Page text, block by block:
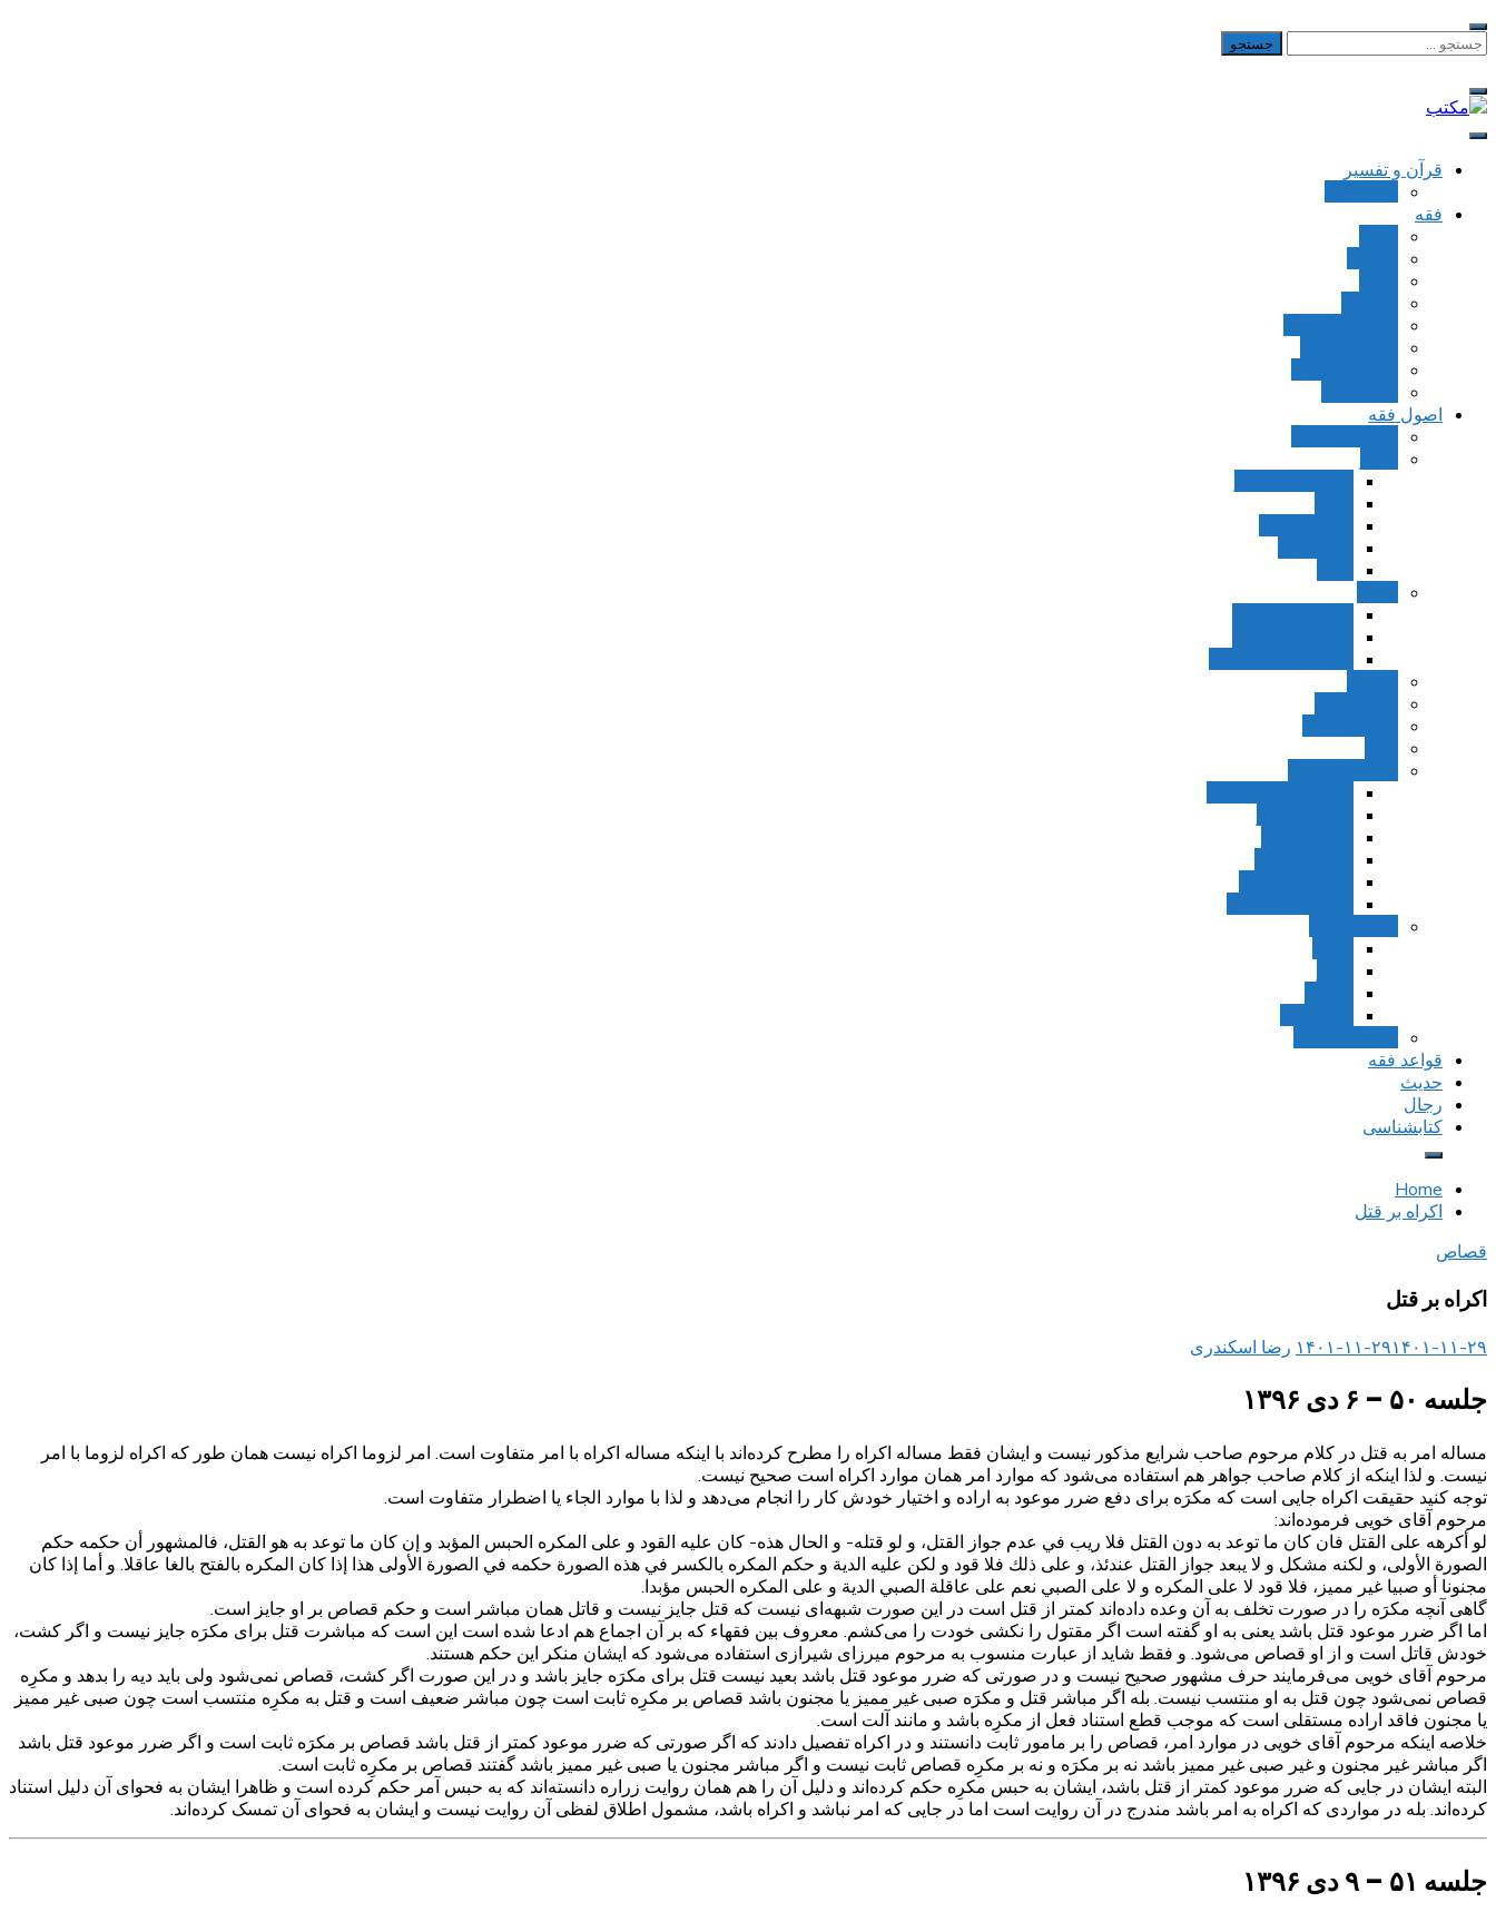
Skip
to
جستجو
قرآن و تفسیر
فقه
اصول فقه
قواعد فقه
حدیث
رجال
کتابشناسی
Home
اکراه بر قتل
قصاص
اکراه بر قتل
۱۴۰۱-۱۱-۲۹۱۴۰۱-۱۱-۲۹ رضا اسکندری
جلسه ۵۰ – ۶ دی ۱۳۹۶
مساله امر به قتل در کلام مرحوم صاحب شرایع مذکور نیست و ایشان فقط مساله اکراه را مطرح کرده‌اند با اینکه مساله اکراه با امر متفاوت است. امر لزوما اکراه نیست همان طور که اکراه لزوما با امر
نیست. و لذا اینکه از کلام صاحب جواهر هم استفاده می‌شود که موارد امر همان موارد اکراه است صحیح نیست.
توجه کنید حقیقت اکراه جایی است که مکرَه برای دفع ضرر موعود به اراده و اختیار خودش کار را انجام می‌دهد و لذا با موارد الجاء یا اضطرار متفاوت است.
مرحوم آقای خویی فرموده‌اند:
لو أكرهه على القتل فان كان ما توعد به دون القتل فلا ريب في عدم جواز القتل، و لو قتله- و الحال هذه- كان عليه القود و على المكره الحبس المؤبد و إن كان ما توعد به هو القتل، فالمشهور أن حكمه حكم
الصورة الأولى، و لكنه مشكل و لا يبعد جواز القتل عندئذ، و على ذلك فلا قود و لكن عليه الدية و حكم المكره بالكسر في هذه الصورة حكمه في الصورة الأولى هذا إذا كان المكره بالفتح بالغا عاقلا. و أما إذا كان
مجنونا أو صبيا غير مميز، فلا قود لا على المكره و لا على الصبي نعم على عاقلة الصبي الدية و على المكره الحبس مؤبدا.
گاهی آنچه مکرَه را در صورت تخلف به آن وعده داده‌اند کمتر از قتل است در این صورت شبهه‌ای نیست که قتل جایز نیست و قاتل همان مباشر است و حکم قصاص بر او جایز است.
اما اگر ضرر موعود قتل باشد یعنی به او گفته است اگر مقتول را نکشی خودت را می‌کشم. معروف بین فقهاء که بر آن اجماع هم ادعا شده است این است که مباشرت قتل برای مکرَه جایز نیست و اگر کشت،
خودش قاتل است و از او قصاص می‌شود. و فقط شاید از عبارت منسوب به مرحوم میرزای شیرازی استفاده می‌شود که ایشان منکر این حکم هستند.
مرحوم آقای خویی می‌فرمایند حرف مشهور صحیح نیست و در صورتی که ضرر موعود قتل باشد بعید نیست قتل برای مکرَه جایز باشد و در این صورت اگر کشت، قصاص نمی‌شود ولی باید دیه را بدهد و مکرِه
قصاص نمی‌شود چون قتل به او منتسب نیست. بله اگر مباشر قتل و مکرَه صبی غیر ممیز یا مجنون باشد قصاص بر مکرِه ثابت است چون مباشر ضعیف است و قتل به مکرِه منتسب است چون صبی غیر ممیز
یا مجنون فاقد اراده مستقلی است که موجب قطع استناد فعل از مکرِه باشد و مانند آلت است.
خلاصه اینکه مرحوم آقای خویی در موارد امر، قصاص را بر مامور ثابت دانستند و در اکراه تفصیل دادند که اگر صورتی که ضرر موعود کمتر از قتل باشد قصاص بر مکرَه ثابت است و اگر ضرر موعود قتل باشد
اگر مباشر غیر مجنون و غیر صبی غیر ممیز باشد نه بر مکرَه و نه بر مکرِه قصاص ثابت نیست و اگر مباشر مجنون یا صبی غیر ممیز باشد گفتند قصاص بر مکرِه ثابت است.
البته ایشان در جایی که ضرر موعود کمتر از قتل باشد، ایشان به حبس مکرِه حکم کرده‌اند و دلیل آن را هم همان روایت زراره دانسته‌اند که به حبس آمر حکم کرده است و ظاهرا ایشان به فحوای آن دلیل استناد
کرده‌اند. بله در مواردی که اکراه به امر باشد مندرج در آن روایت است اما در جایی که امر نباشد و اکراه باشد، مشمول اطلاق لفظی آن روایت نیست و ایشان به فحوای آن تمسک کرده‌اند.
جلسه ۵۱ – ۹ دی ۱۳۹۶